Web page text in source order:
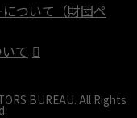
ついて（財団ペ
て
BUREAU. All Rights